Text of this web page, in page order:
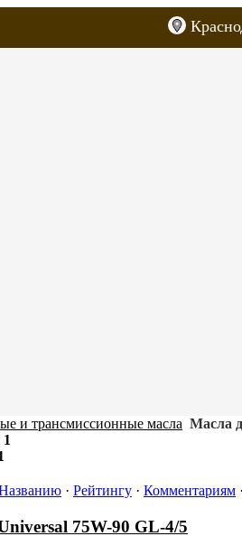
и трансмиссионные масла Масла
1
· Рейтингу · Комментариям
75W-90 GL-4/5